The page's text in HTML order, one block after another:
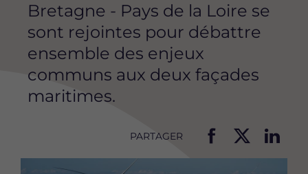
Bretagne - Pays de la Loire se
sont rejointes pour débattre
ensemble des enjeux
communs aux deux façades
maritimes.
PARTAGER